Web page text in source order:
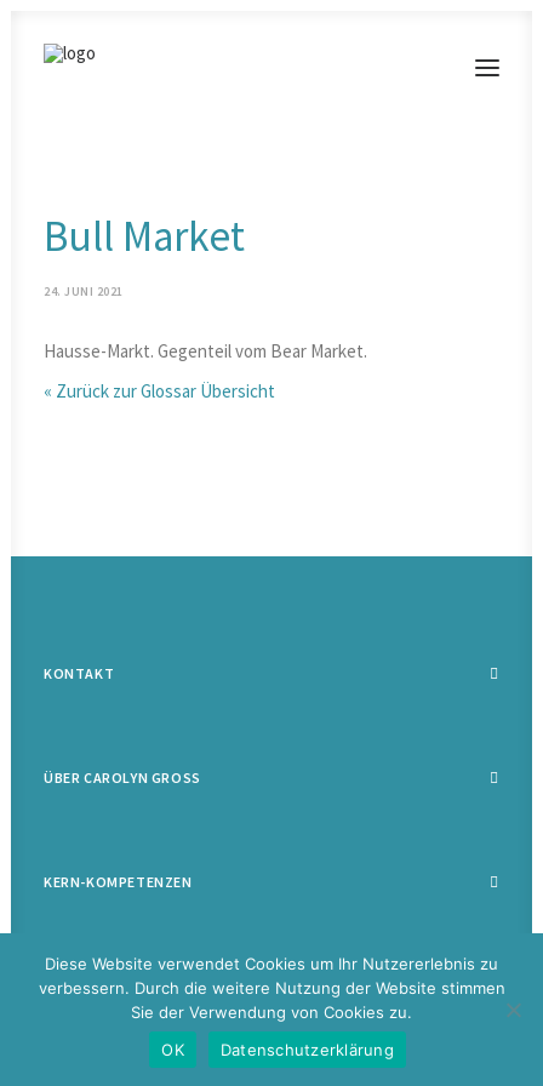
VORTRÄGE
Bull Market
24. JUNI 2021
Hausse-Markt. Gegenteil vom Bear Market.
« Zurück zur Glossar Übersicht
KONTAKT
ÜBER CAROLYN GROSS
KERN-KOMPETENZEN
2026 Carolyn Groß |Datenschutz|Impressum|Disclaimer
Diese Website verwendet Cookies um Ihr Nutzererlebnis zu
verbessern. Durch die weitere Nutzung der Website stimmen
Sie der Verwendung von Cookies zu.
OK
Datenschutzerklärung